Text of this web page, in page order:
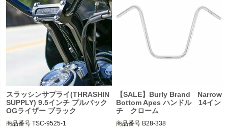
スラッシンサプライ(THRASHIN
SUPPLY) 9.5インチ プルバック
OGライザー ブラック
商品番号 TSC-9525-1
【SALE】Burly Brand Narrow
Bottom Apes ハンドル 14イン
チ クローム
商品番号 B28-338